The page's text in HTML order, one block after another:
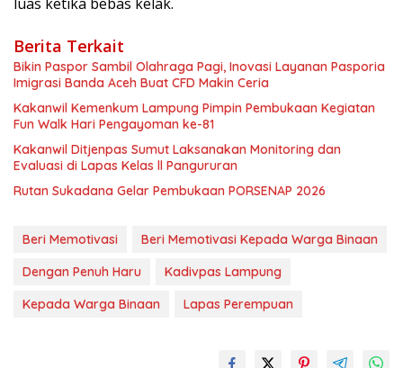
Berita Terkait
Bikin Paspor Sambil Olahraga Pagi, Inovasi Layanan Pasporia
Imigrasi Banda Aceh Buat CFD Makin Ceria
Kakanwil Kemenkum Lampung Pimpin Pembukaan Kegiatan
Fun Walk Hari Pengayoman ke-81
Kakanwil Ditjenpas Sumut Laksanakan Monitoring dan
Evaluasi di Lapas Kelas ll Pangururan
Rutan Sukadana Gelar Pembukaan PORSENAP 2026
Beri Memotivasi
Beri Memotivasi Kepada Warga Binaan
Dengan Penuh Haru
Kadivpas Lampung
Kepada Warga Binaan
Lapas Perempuan